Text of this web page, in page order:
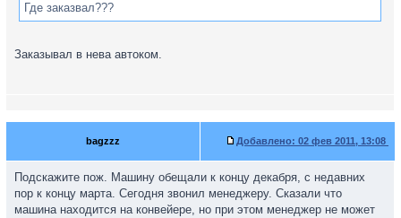
Где заказвал???
Заказывал в нева автоком.
bagzzz Добавлено: 02 фев 2011, 13:08
Подскажите пож. Машину обещали к концу декабря, с недавних
пор к концу марта. Сегодня звонил менеджеру. Сказали что
машина находится на конвейере, но при этом менеджер не может